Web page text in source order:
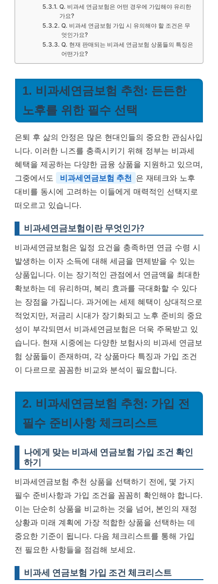
Q. 비과세 연금보험은 어떤 경우에 가입해야 유리한
가요?
Q. 비과세 연금보험 가입 시 유의해야 할 조건은 무
엇인가요?
Q. 현재 판매되는 비과세 연금보험 상품들의 특징은
어떤가요?
1. 비과세연금보험 추천: 든든한
노후를 위한 필수 선택
은퇴 후 삶의 안정은 많은 현대인들의 중요한 관심사입
니다. 이러한 니즈를 충족시키기 위해 정부는 비과세
혜택을 제공하는 다양한 금융 상품을 지원하고 있으며,
그중에서도
비과세연금보험 추천 은 재테크와 노후
대비를 동시에 고려하는 이들에게 매력적인 선택지로
떠오르고 있습니다.
비과세연금보험이란 무엇인가?
비과세연금보험은 일정 요건을 충족하면 연금 수령 시
발생하는 이자 소득에 대해 세금을 면제받을 수 있는
상품입니다. 이는 장기적인 관점에서 연금액을 최대한
확보하는 데 유리하며, 복리 효과를 극대화할 수 있다
는 장점을 가집니다. 과거에는 세제 혜택이 상대적으로
적었지만, 저금리 시대가 장기화되고 노후 준비의 중요
성이 부각되면서 비과세연금보험은 더욱 주목받고 있
습니다. 현재 시중에는 다양한 보험사의 비과세 연금보
험 상품들이 존재하며, 각 상품마다 특징과 가입 조건
이 다르므로 꼼꼼한 비교와 분석이 필요합니다.
2. 비과세연금보험 추천: 가입 전
필수 준비사항 체크리스트
나에게 맞는 비과세 연금보험 가입 조건 확인
하기
비과세연금보험 추천 상품을 선택하기 전에, 몇 가지
필수 준비사항과 가입 조건을 꼼꼼히 확인해야 합니다.
이는 단순히 상품을 비교하는 것을 넘어, 본인의 재정
상황과 미래 계획에 가장 적합한 상품을 선택하는 데
중요한 기준이 됩니다. 다음 체크리스트를 통해 가입
전 필요한 사항들을 점검해 보세요.
비과세 연금보험 가입 조건 체크리스트